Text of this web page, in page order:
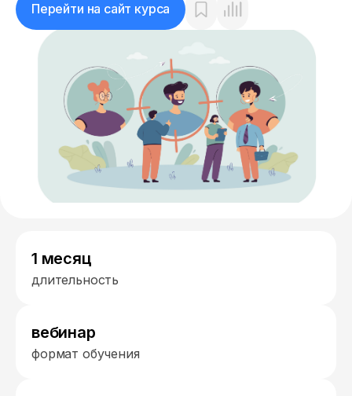
Перейти на сайт курса
1 месяц
длительность
вебинар
формат обучения